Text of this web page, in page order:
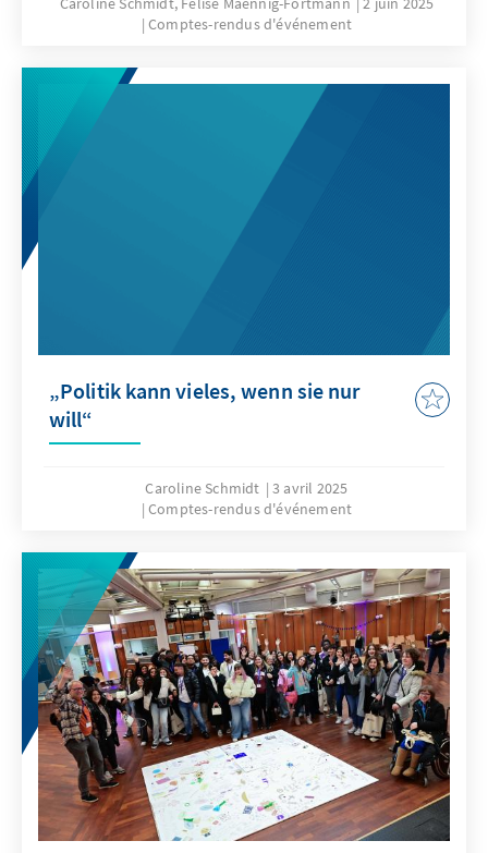
Comptes-rendus d'événement
„Politik kann vieles, wenn sie nur
will“
Caroline Schmidt
3 avril 2025
Comptes-rendus d'événement